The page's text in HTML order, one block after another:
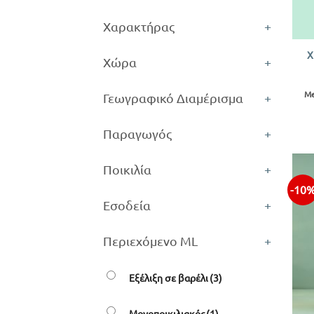
Χαρακτήρας +
Χώρα +
Γεωγραφικό Διαμέρισμα +
Παραγωγός +
Ποικιλία +
Εσοδεία +
Περιεχόμενο ML +
Εξέλιξη σε βαρέλι(3)
-